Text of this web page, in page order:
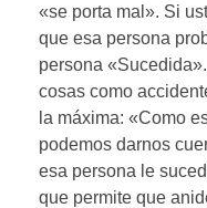
«se porta mal». Si
que esa persona
persona
cosas como
la máxima: «Como
podemos darnos
esa persona le
que permite que